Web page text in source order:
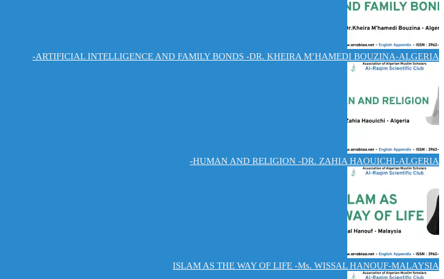
ARTIFICIAL INTELLIGENCE AND FAMILY BONDS -DR. KHEIRA M’HAMEDI BOUZINA-ALGERIA-
HUMAN AND RELIGION -DR. ZAHIA HAOUICHI-ALGERIA-
ISLAM AS THE WAY OF LIFE -Ms. WISSAL HANOUF-MALAYSIA